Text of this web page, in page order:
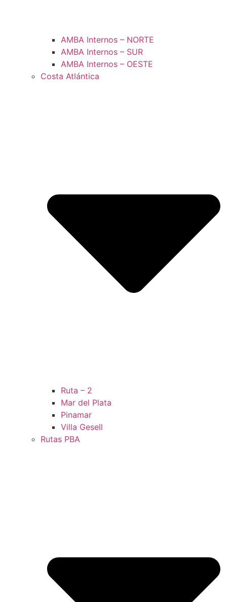
AMBA Internos – NORTE
AMBA Internos – SUR
AMBA Internos – OESTE
Costa Atlántica
Ruta – 2
Mar del Plata
Pinamar
Villa Gesell
Rutas PBA